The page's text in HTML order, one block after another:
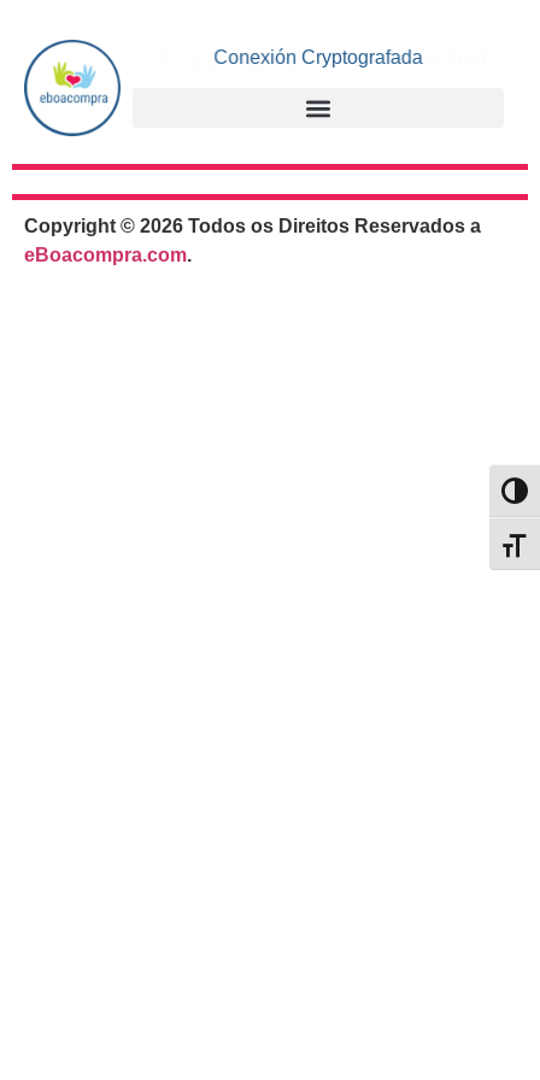
Conexión Cryptografada
Cryptographic Connection
Copyright © 2026 Todos os Direitos Reservados a
eBoacompra.com.